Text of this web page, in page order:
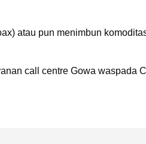
atau pun menimbun
call centre Gowa waspada